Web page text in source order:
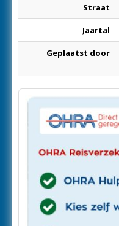
Straat
Jaartal
Geplaatst door